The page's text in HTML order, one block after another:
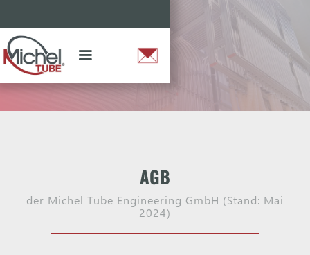
AGB
der Michel Tube Engineering GmbH (Stand: Mai
2024)